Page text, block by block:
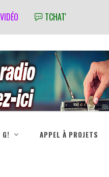
TCHAT'
G! APPEL À PROJETS